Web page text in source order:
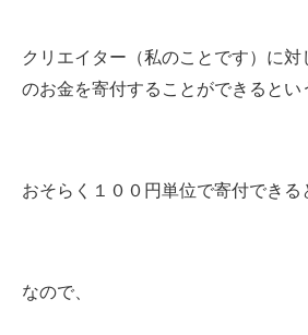
クリエイター（私のことです）に
のお金を寄付することができるとい
おそらく１００円単位で寄付できる
なので、